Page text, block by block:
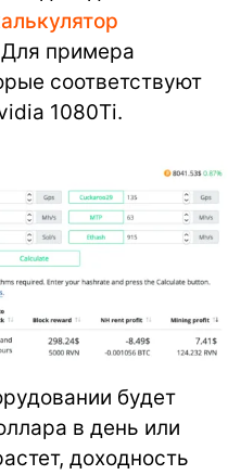
примера
соответствуют
1080Ti.
будет
в день или
доходность